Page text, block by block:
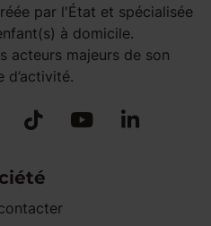
par l'État et spécialisée
à domicile.
acteurs majeurs de son
d’activité.